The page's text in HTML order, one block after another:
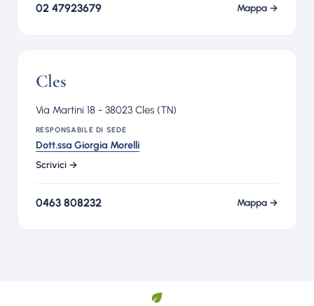
02 47923679 Mappa →
Cles
Via Martini 18 - 38023 Cles (TN)
RESPONSABILE DI SEDE
Dott.ssa Giorgia Morelli
Scrivici →
0463 808232 Mappa →